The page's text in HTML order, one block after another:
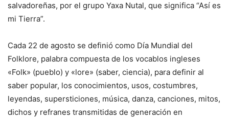
salvadoreñas, por el grupo Yaxa Nutal, que significa “Así es
mi Tierra”.
Cada 22 de agosto se definió como Día Mundial del
Folklore, palabra compuesta de los vocablos ingleses
«Folk» (pueblo) y «lore» (saber, ciencia), para definir al
saber popular, los conocimientos, usos, costumbres,
leyendas, supersticiones, música, danza, canciones, mitos,
dichos y refranes transmitidas de generación en